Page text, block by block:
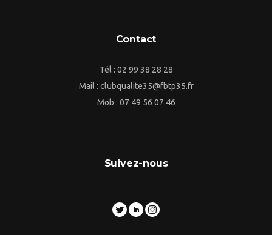
Contact
Tél : 02 99 38 28 28
Mail : clubqualite35@fbtp35.fr
Mob : 07 49 56 07 46
Suivez-nous